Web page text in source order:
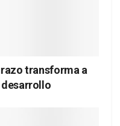
transforma a
desarrollo